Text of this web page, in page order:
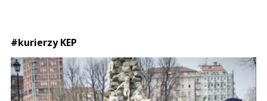
#kurierzy KEP